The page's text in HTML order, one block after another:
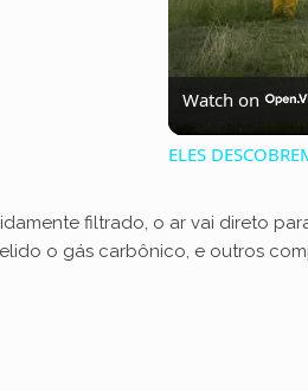
Watch on
ELES
filtrado, o ar vai direto
o gás carbônico, e outros